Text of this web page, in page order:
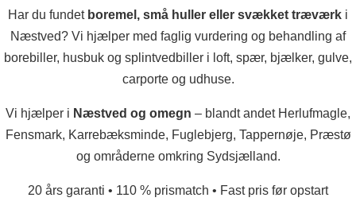
Har du fundet boremel, små huller eller svækket træværk i
Næstved? Vi hjælper med faglig vurdering og behandling af
borebiller, husbuk og splintvedbiller i loft, spær, bjælker, gulve,
carporte og udhuse.
Vi hjælper i Næstved og omegn – blandt andet Herlufmagle,
Fensmark, Karrebæksminde, Fuglebjerg, Tappernøje, Præstø
og områderne omkring Sydsjælland.
20 års garanti • 110 % prismatch • Fast pris før opstart